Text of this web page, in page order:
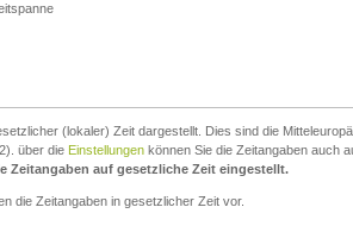
(lokaler) Zeit dargestellt. Dies sind die
über die Einstellungen können Sie die Zeitangaben auch
Zeitangaben auf gesetzliche Zeit eingestellt.
die Zeitangaben in gesetzlicher Zeit vor.